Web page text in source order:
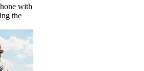
with
the